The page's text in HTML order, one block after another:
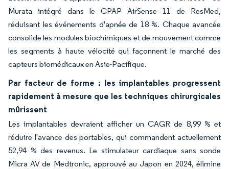
Murata intégré dans le CPAP AirSense 11 de ResMed,
réduisant les événements d'apnée de 18 %. Chaque avancée
consolide les modules biochimiques et de mouvement comme
les segments à haute vélocité qui façonnent le marché des
capteurs biomédicaux en Asie-Pacifique.
Par facteur de forme : les implantables progressent
rapidement à mesure que les techniques chirurgicales
mûrissent
Les implantables devraient afficher un CAGR de 8,99 % et
réduire l'avance des portables, qui commandent actuellement
52,94 % des revenus. Le stimulateur cardiaque sans sonde
Micra AV de Medtronic, approuvé au Japon en 2024, élimine